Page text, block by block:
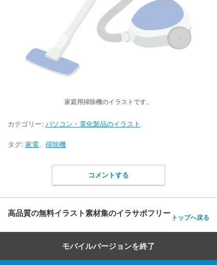
家庭用掃除機のイラストです。
カテゴリー: パソコン・電化製品のイラスト
タグ: 家電 掃除機
コメントする
高品質の無料イラスト素材集のイラサポフリー トップへ戻る
モバイルバージョンを終了